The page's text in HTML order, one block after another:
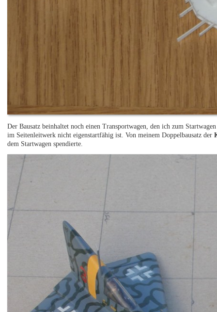
Der Bausatz beinhaltet noch einen Transportwagen, den ich zum
im Seitenleitwerk nicht eigenstartfähig ist. Von meinem Doppelbausatz der
dem Startwagen spendierte.